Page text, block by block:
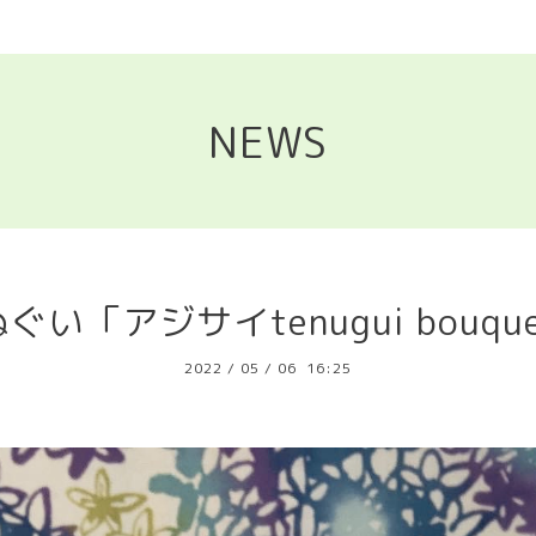
NEWS
ぐい「アジサイtenugui
2022 / 05 / 06 16:25